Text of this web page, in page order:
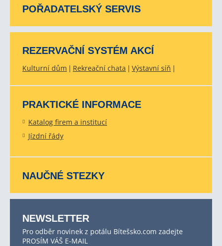
POŘADATELSKÝ SERVIS
REZERVAČNÍ SYSTÉM AKCÍ
Kulturní dům Rekreační chata Výstavní síň
PRAKTICKÉ INFORMACE
Katalog firem a institucí
Jízdní řády
NAUČNÉ STEZKY
NEWSLETTER
Pro odběr novinek z potálu Bítešsko.com zadejte
PROSÍM VÁŠ E-MAIL